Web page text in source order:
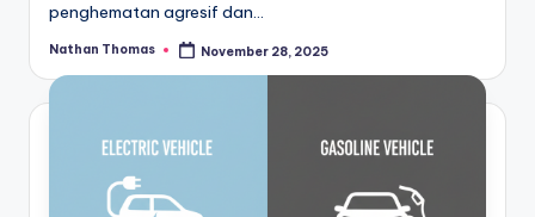
penghematan agresif dan…
Posted
Nathan Thomas November 28, 2025